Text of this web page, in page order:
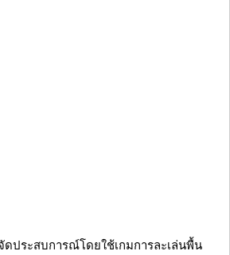
ดประสบการณ์โดยใช้เกมการละเล่นพื้น